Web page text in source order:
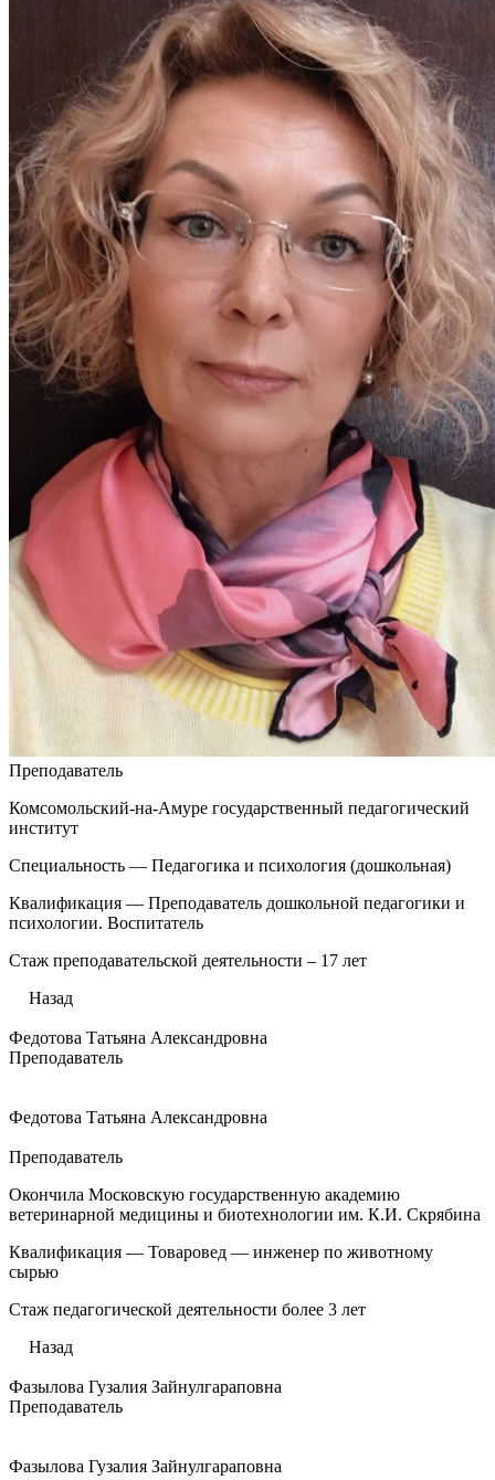
Преподаватель
Комсомольский-на-Амуре государственный педагогический
институт
Специальность — Педагогика и психология (дошкольная)
Квалификация — Преподаватель дошкольной педагогики и
психологии. Воспитатель
Стаж преподавательской деятельности – 17 лет
Назад
Федотова Татьяна Александровна
Преподаватель
Федотова Татьяна Александровна
Преподаватель
Окончила Московскую государственную академию
ветеринарной медицины и биотехнологии им. К.И. Скрябина
Квалификация — Товаровед — инженер по животному
сырью
Стаж педагогической деятельности более 3 лет
Назад
Фазылова Гузалия Зайнулгараповна
Преподаватель
Фазылова Гузалия Зайнулгараповна